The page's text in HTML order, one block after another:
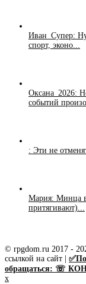
Иван_Супер:
спорт, эконо...
Оксана_2026:
событий
: Эти не
Мария: Минца в
притягивают)...
© rpgdom.ru 2017 -
ссылкой на сайт |
обращаться: ☏
x